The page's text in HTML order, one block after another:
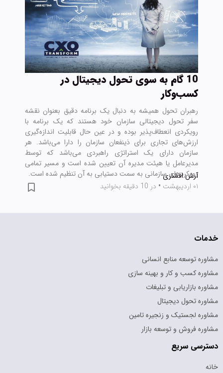
10 گام به سوی تحول دیجیتال در
کسب‌وکار
رهبران تحول همیشه به دنبال یک برنامه دقیق بعنوان نقشه
سفر تحول دیجیتالی سازمان خود هستند که یک برنامه با
رویکردی انعطاف‌پذیر بوده و در عین حال قابلیت اندازه‌گیری
ارزش‌های تجاری برای ذینفعان سازمان را دارا می‌باشد. هر
سازمان دارای یک استراتژی راهبردی می‌باشد که توسط
مدیرعامل یا هیئت مدیره آن تعیین شده است و مسیر تمامی
رویکرد‌های سازمانی به سمت دستیابی به آن تنظیم شده است.
آرش افشاری
۰۱ اردیبهشت
• در 10 دقیقه بخوانید
خدمات
مشاوره توسعه منابع انسانی
مشاوره کسب و کار و بهینه سازی
مشاوره بازاریابی و تبلیغات
مشاوره تحول دیجیتال
مشاوره لجستیک و زنجیره تامین
مشاوره فروش و توسعه بازار
دسترسی سریع
خانه